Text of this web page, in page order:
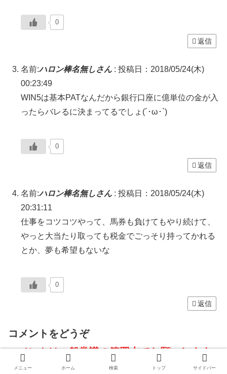
0
返信
名前:ハロン棒名無しさん : 投稿日：2018/05/24(木)
00:23:49
WIN5は基本PATなんだから銀行口座に億単位の金が入
ったらバレるに決まってるでしょ(´･ω･`)
0
返信
名前:ハロン棒名無しさん : 投稿日：2018/05/24(木)
20:31:11
仕事をコツコツやって、馬券も負けてもやり続けて、
やっと大当たり取っても税金でごっそり持ってかれる
とか、夢も希望もないな
0
返信
コメントをどうぞ
コメントは一般常識の範囲内でお願いします
承認制ﾀﾞﾖ(ﾟДﾟ)※
メニュー ホーム 検索 トップ サイドバー